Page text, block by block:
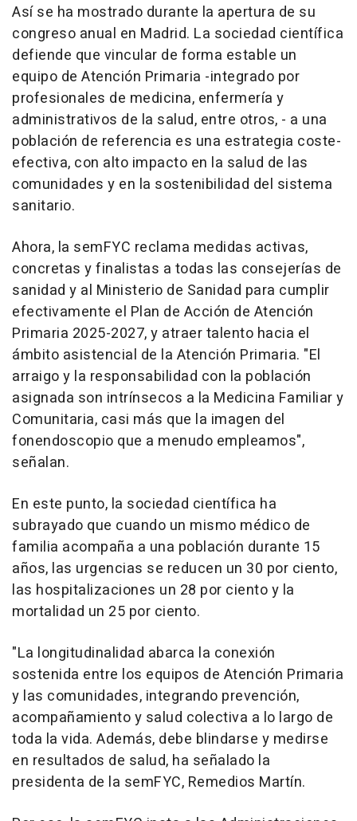
Así se ha mostrado durante la apertura de su
congreso anual en Madrid. La sociedad científica
defiende que vincular de forma estable un
equipo de Atención Primaria -integrado por
profesionales de medicina, enfermería y
administrativos de la salud, entre otros, - a una
población de referencia es una estrategia coste-
efectiva, con alto impacto en la salud de las
comunidades y en la sostenibilidad del sistema
sanitario.
Ahora, la semFYC reclama medidas activas,
concretas y finalistas a todas las consejerías de
sanidad y al Ministerio de Sanidad para cumplir
efectivamente el Plan de Acción de Atención
Primaria 2025-2027, y atraer talento hacia el
ámbito asistencial de la Atención Primaria. "El
arraigo y la responsabilidad con la población
asignada son intrínsecos a la Medicina Familiar y
Comunitaria, casi más que la imagen del
fonendoscopio que a menudo empleamos",
señalan.
En este punto, la sociedad científica ha
subrayado que cuando un mismo médico de
familia acompaña a una población durante 15
años, las urgencias se reducen un 30 por ciento,
las hospitalizaciones un 28 por ciento y la
mortalidad un 25 por ciento.
"La longitudinalidad abarca la conexión
sostenida entre los equipos de Atención Primaria
y las comunidades, integrando prevención,
acompañamiento y salud colectiva a lo largo de
toda la vida. Además, debe blindarse y medirse
en resultados de salud, ha señalado la
presidenta de la semFYC, Remedios Martín.